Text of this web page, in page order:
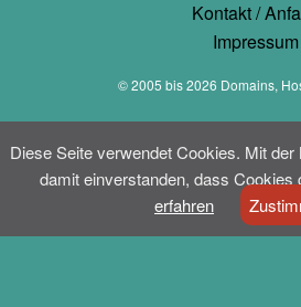
Kontakt /
Impressum
© 2005 bis 2026 Domains,
Diese Seite verwendet Cookies. Mit
damit einverstanden, dass Cookies
erfahren